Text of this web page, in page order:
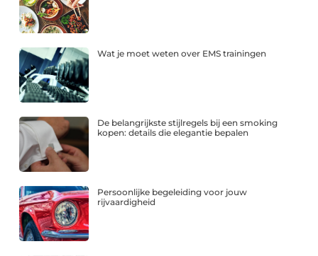
Wat je moet weten over EMS trainingen
De belangrijkste stijlregels bij een smoking
kopen: details die elegantie bepalen
Persoonlijke begeleiding voor jouw
rijvaardigheid